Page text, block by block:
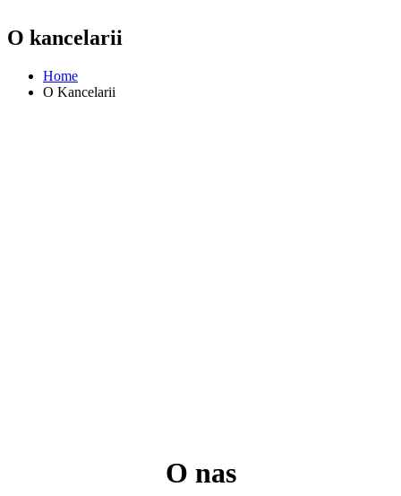
O kancelarii
Home
O Kancelarii
O nas